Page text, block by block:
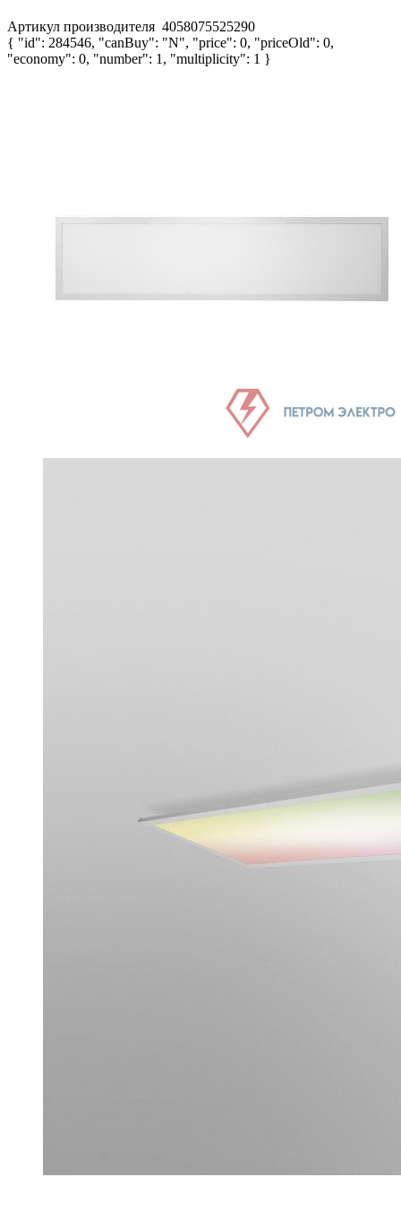
Артикул производителя 4058075525290
{ "id": 284546, "canBuy": "N", "price": 0, "priceOld": 0,
"economy": 0, "number": 1, "multiplicity": 1 }